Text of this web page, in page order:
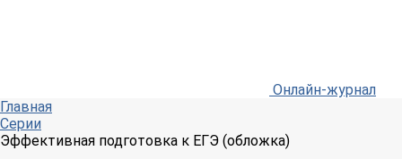
Онлайн-журнал
Главная
Серии
Эффективная подготовка к ЕГЭ (обложка)